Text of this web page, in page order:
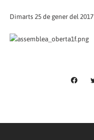
Dimarts 25 de gener del 2017